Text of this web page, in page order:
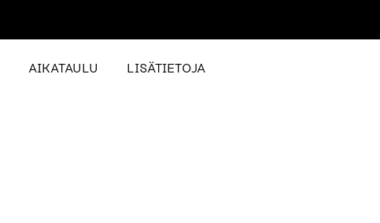
AIKATAULU LISÄTIETOJA